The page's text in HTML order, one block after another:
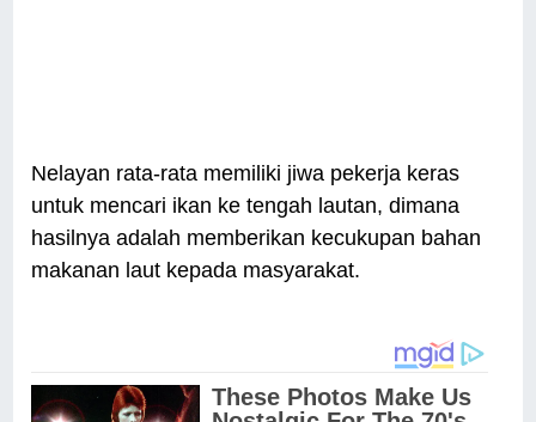
Nelayan rata-rata memiliki jiwa pekerja keras
untuk mencari ikan ke tengah lautan, dimana
hasilnya adalah memberikan kecukupan bahan
makanan laut kepada masyarakat.